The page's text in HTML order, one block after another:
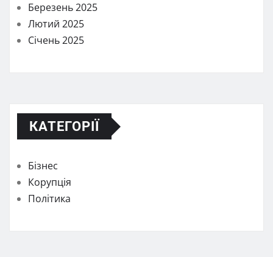
Березень 2025
Лютий 2025
Січень 2025
КАТЕГОРІЇ
Бізнес
Корупція
Політика